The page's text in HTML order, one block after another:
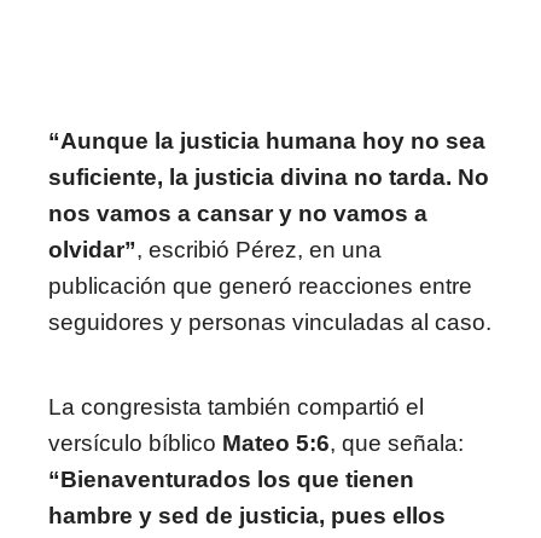
“Aunque la justicia humana hoy no sea
suficiente, la justicia divina no tarda. No
nos vamos a cansar y no vamos a
olvidar”, escribió Pérez, en una
publicación que generó reacciones entre
seguidores y personas vinculadas al caso.
La congresista también compartió el
versículo bíblico Mateo 5:6, que señala:
“Bienaventurados los que tienen
hambre y sed de justicia, pues ellos